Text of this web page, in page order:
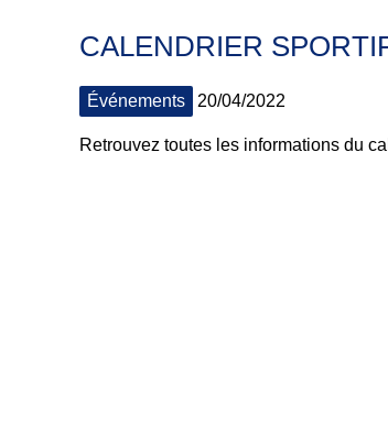
CALENDRIER
Événements 20/04/2022
Retrouvez toutes les informations du